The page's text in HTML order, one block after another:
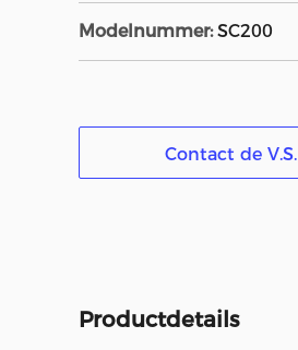
Modelnummer: SC200
Contact de V.S.
Productdetails